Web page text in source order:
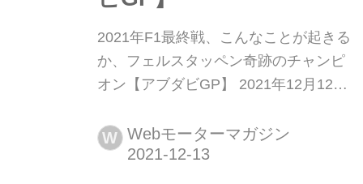
2021年F1最終戦、こんなことが起きる
か、フェルスタッペン奇跡のチャンピ
オン【アブダビGP】 2021年12月12
22戦アブダビGPがヤス・マリーナ・
サーキットで開催され、レッドブル・
W Webモーターマガジン